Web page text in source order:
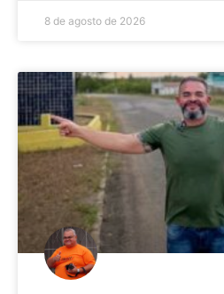
8 de agosto de 2026